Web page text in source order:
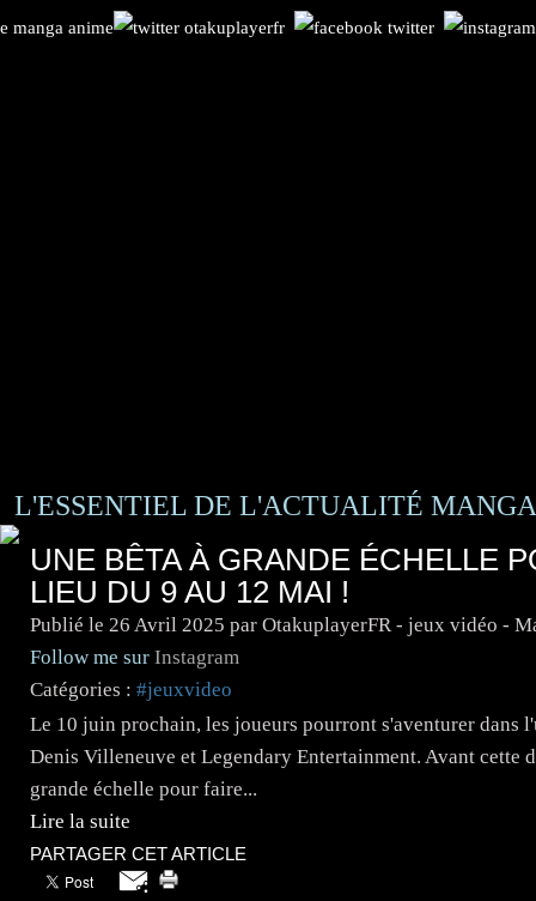
L'ESSENTIEL DE L'ACTUALITÉ
UNE BÊTA À GRANDE ÉCHELLE
LIEU DU 9 AU 12 MAI !
Publié le 26 Avril 2025 par OtakuplayerFR - jeux vidéo -
Follow me sur Instagram
Catégories : #jeuxvideo
Le 10 juin prochain, les joueurs pourront s'aventurer dans
Denis Villeneuve et Legendary Entertainment. Avant cette
grande échelle pour faire...
Lire la suite
PARTAGER CET ARTICLE